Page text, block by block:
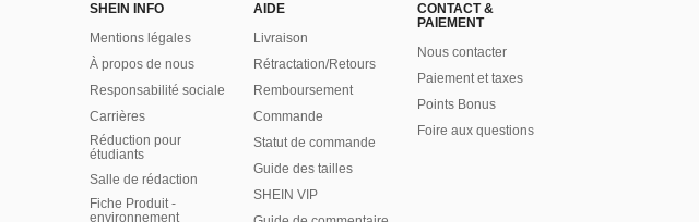
SHEIN INFO
Mentions légales
À propos de nous
Responsabilité sociale
Carrières
Réduction pour
étudiants
Salle de rédaction
Fiche Produit -
environnement
AIDE
Livraison
Rétractation/Retours
Remboursement
Commande
Statut de commande
Guide des tailles
SHEIN VIP
CONTACT &
PAIEMENT
Nous contacter
Paiement et taxes
Points Bonus
Foire aux questions